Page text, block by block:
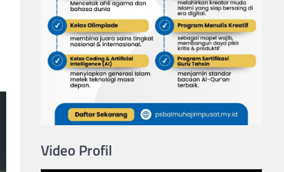
Video Profil